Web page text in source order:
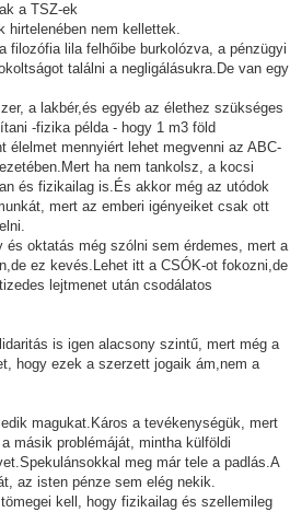
a TSZ-ek
hirtelenében nem kellettek.
lila felhőibe burkolózva, a pénzügyi
találni a negligálásukra.De van egy
a lakbér,és egyéb az élethez szükséges
-fizika példa - hogy 1 m3 föld
élelmet mennyiért lehet megvenni az ABC-
ha nem tankolsz, a kocsi
és fizikailag is.És akkor még az utódok
mert az emberi igényeiket csak ott
oktatás még szólni sem érdemes, mert a
ez kevés.Lehet itt a CSÓK-ot fokozni,de
lejtmenet után csodálatos
is igen alacsony szintű, mert még a
hogy ezek a szerzett jogaik ám,nem a
magukat.Káros a tevékenységük, mert
másik problémáját, mintha külföldi
meg már tele a padlás.A
az isten pénze sem elég nekik.
kell, hogy fizikailag és szellemileg